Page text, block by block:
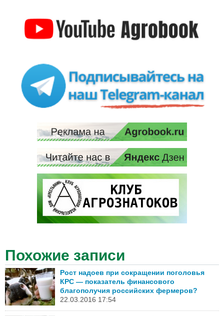
Похожие записи
Рост надоев при сокращении поголовья
КРС — показатель финансового
благополучия российских фермеров?
22.03.2016 17:54